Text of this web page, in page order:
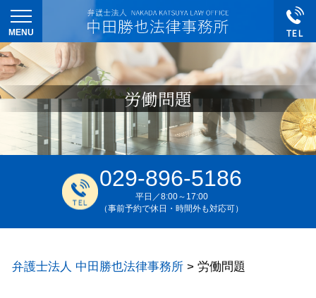
労働問題
029-896-5186
平日／8:00～17:00
（事前予約で休日・時間外も対応可）
弁護士法人 中田勝也法律事務所 > 労働問題